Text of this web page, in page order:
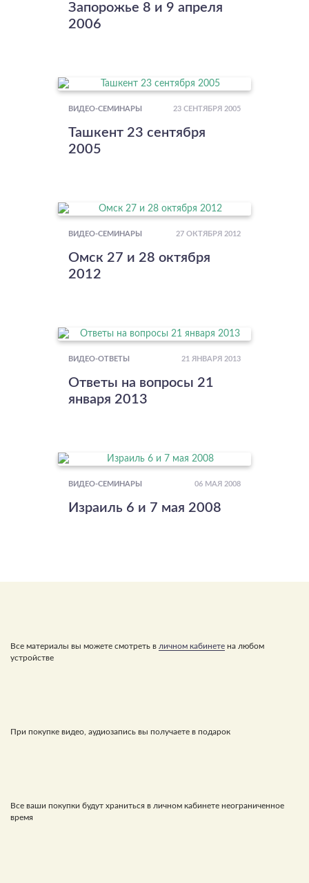
Запорожье 8 и 9 апреля
2006
ВИДЕО-СЕМИНАРЫ 23 СЕНТЯБРЯ 2005
Ташкент 23 сентября
2005
ВИДЕО-СЕМИНАРЫ 27 ОКТЯБРЯ 2012
Омск 27 и 28 октября
2012
ВИДЕО-ОТВЕТЫ 21 ЯНВАРЯ 2013
Ответы на вопросы 21
января 2013
ВИДЕО-СЕМИНАРЫ 06 МАЯ 2008
Израиль 6 и 7 мая 2008
Все материалы вы можете смотреть в личном кабинете на любом
устройстве
При покупке видео, аудиозапись вы получаете в подарок
Все ваши покупки будут храниться в личном кабинете неограниченное
время